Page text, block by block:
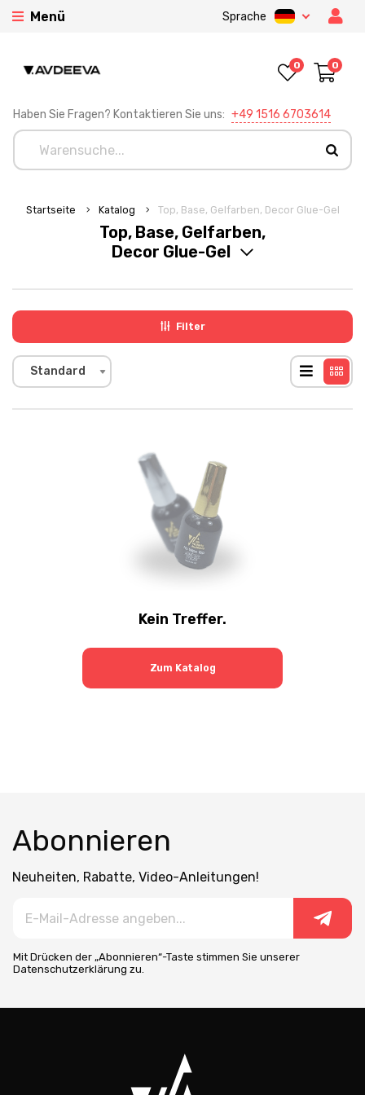
Menü Sprache
Haben Sie Fragen? Kontaktieren Sie uns: +49 1516 6703614
0 0
Startseite Katalog Top, Base, Gelfarben, Decor Glue-Gel
Top, Base, Gelfarben,
Decor Glue-Gel
Filter
Standard
Kein Treffer.
Zum Katalog
Abonnieren
Neuheiten, Rabatte, Video-Anleitungen!
Mit Drücken der „Abonnieren“-Taste stimmen Sie unserer
Datenschutzerklärung zu.